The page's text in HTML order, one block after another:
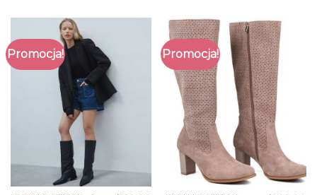
Promocja! Promocja!